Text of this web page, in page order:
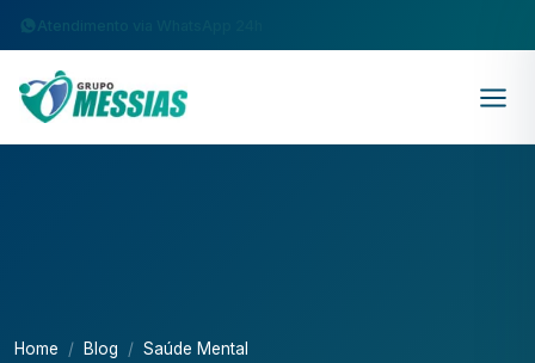
Atendimento via WhatsApp 24h
Home Blog
Saúde Mental